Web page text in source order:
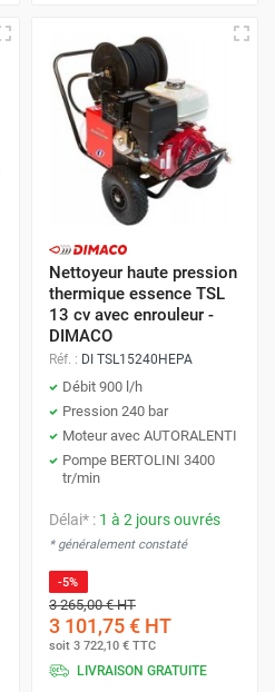
Nettoyeur haute pression
thermique essence TSL
13 cv avec enrouleur -
DIMACO
Réf. : DI TSL15240HEPA
Débit 900 l/h
Pression 240 bar
Moteur avec AUTORALENTI
Pompe BERTOLINI 3400
tr/min
Délai* : 1 à 2 jours ouvrés
* généralement constaté
-5%
3 265,00 €HT
3 101,75 € HT
soit 3 722,10 € TTC
LIVRAISON GRATUITE